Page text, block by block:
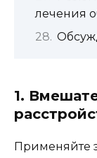
лечения
1.
Применяйте